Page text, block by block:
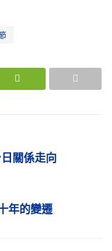
關係走向
年的變遷